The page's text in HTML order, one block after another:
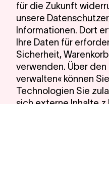
für die Zukunft
unsere
Informationen. Dort
Ihre Daten für
Sicherheit,
verwenden. Über
verwalten« können
Technologien Sie
sich externe Inhalte